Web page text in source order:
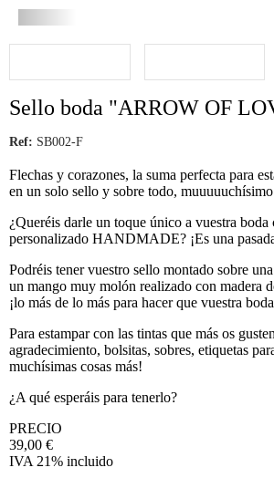
Sello boda "ARROW OF
Ref: SB002-F
Flechas y corazones, la suma perfecta para
en un solo sello y sobre todo,
¿Queréis darle un toque único a vuestra boda
personalizado HANDMADE? ¡Es una
Podréis tener vuestro sello montado sobre
un mango muy molón realizado con madera
¡lo más de lo más para hacer que vuestra
Para estampar con las tintas que más os
agradecimiento, bolsitas, sobres, etiquetas
muchísimas cosas más!
¿A qué esperáis para tenerlo?
PRECIO
39,00 €
IVA 21% incluido